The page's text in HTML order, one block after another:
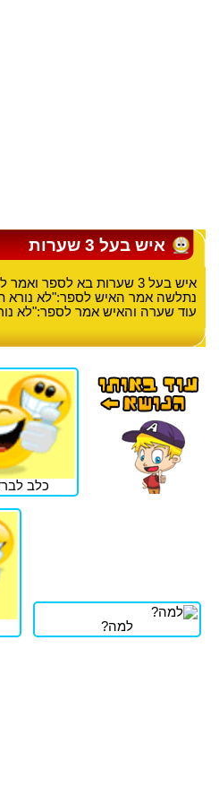
איש בעל 3 שערות
איש בעל 3 שערות בא
נתלשה אמר האיש לספר:"לא
עוד שערה והאיש אמר לספר:"לא
כלב
למה?